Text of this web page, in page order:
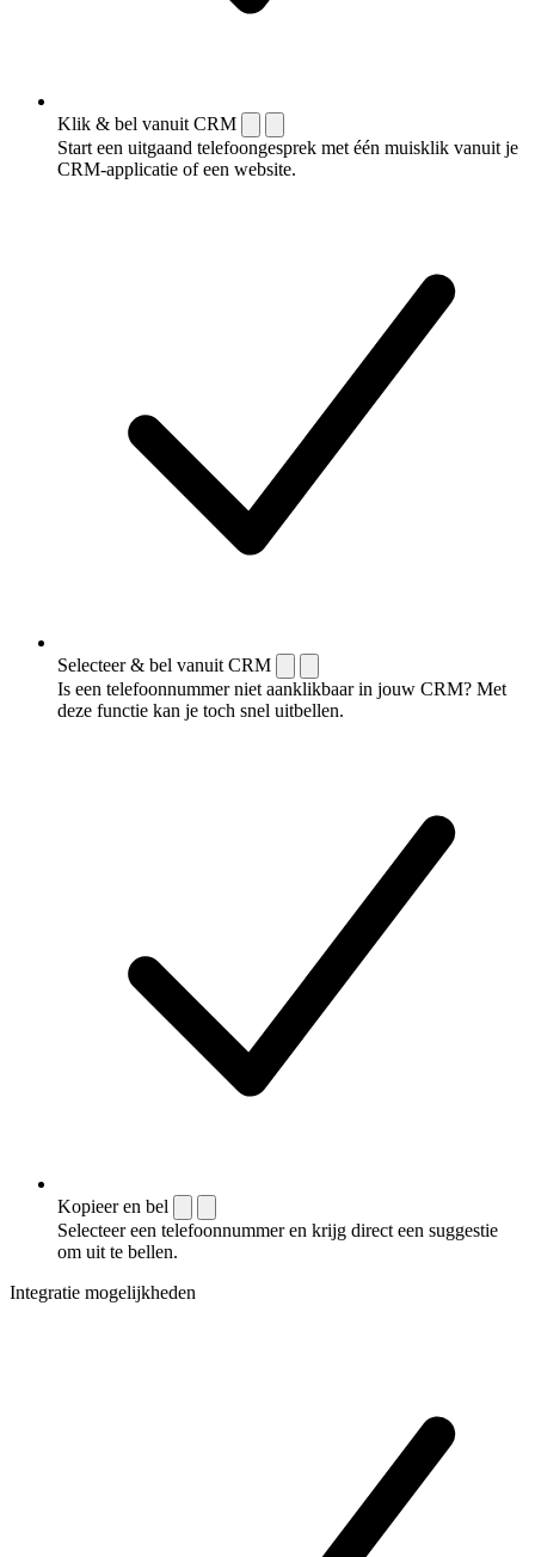
Klik & bel vanuit CRM
Start een uitgaand telefoongesprek met één muisklik vanuit je
CRM-applicatie of een website.
Selecteer & bel vanuit CRM
Is een telefoonnummer niet aanklikbaar in jouw CRM? Met
deze functie kan je toch snel uitbellen.
Kopieer en bel
Selecteer een telefoonnummer en krijg direct een suggestie
om uit te bellen.
Integratie mogelijkheden